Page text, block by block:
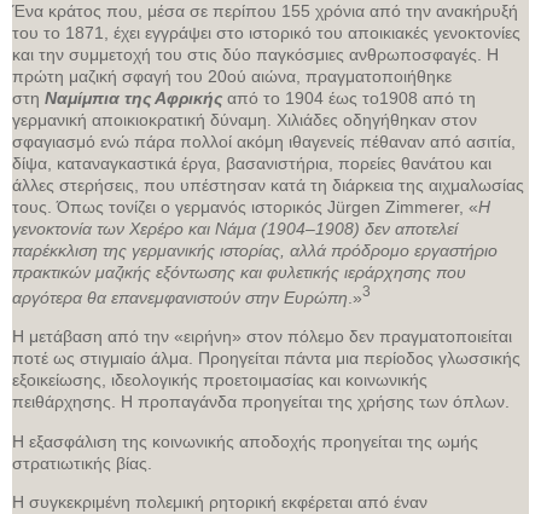
Ένα κράτος που, μέσα σε περίπου 155 χρόνια από την ανακήρυξή
του το 1871, έχει εγγράψει στο ιστορικό του αποικιακές γενοκτονίες
και την συμμετοχή του στις δύο παγκόσμιες ανθρωποσφαγές. Η
πρώτη μαζική σφαγή του 20ού αιώνα, πραγματοποιήθηκε
στη Ναμίμπια της Αφρικής από το 1904 έως το1908 από τη
γερμανική αποικιοκρατική δύναμη. Χιλιάδες οδηγήθηκαν στον
σφαγιασμό ενώ πάρα πολλοί ακόμη ιθαγενείς πέθαναν από ασιτία,
δίψα, καταναγκαστικά έργα, βασανιστήρια, πορείες θανάτου και
άλλες στερήσεις, που υπέστησαν κατά τη διάρκεια της αιχμαλωσίας
τους. Όπως τονίζει ο γερμανός ιστορικός Jürgen Zimmerer, «Η
γενοκτονία των Χερέρο και Νάμα (1904–1908) δεν αποτελεί
παρέκκλιση της γερμανικής ιστορίας, αλλά πρόδρομο εργαστήριο
πρακτικών μαζικής εξόντωσης και φυλετικής ιεράρχησης που
αργότερα θα επανεμφανιστούν στην Ευρώπη .»3
Η μετάβαση από την «ειρήνη» στον πόλεμο δεν πραγματοποιείται
ποτέ ως στιγμιαίο άλμα. Προηγείται πάντα μια περίοδος γλωσσικής
εξοικείωσης, ιδεολογικής προετοιμασίας και κοινωνικής
πειθάρχησης. Η προπαγάνδα προηγείται της χρήσης των όπλων.
Η εξασφάλιση της κοινωνικής αποδοχής προηγείται της ωμής
στρατιωτικής βίας.
Η συγκεκριμένη πολεμική ρητορική εκφέρεται από έναν